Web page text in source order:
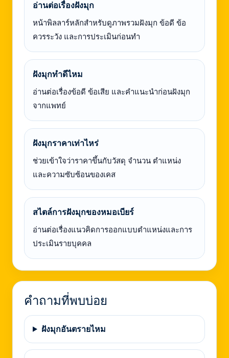
อ่านต่อเรื่องฝังมุก
หน้าพิลลาร์หลักสำหรับดูภาพรวมฝังมุก ข้อดี ข้อ
ควรระวัง และการประเมินก่อนทำ
ฝังมุกทำดีไหม
อ่านต่อเรื่องข้อดี ข้อเสีย และคำแนะนำก่อนฝังมุก
จากแพทย์
ฝังมุกราคาเท่าไหร่
ช่วยเข้าใจว่าราคาขึ้นกับวัสดุ จำนวน ตำแหน่ง
และความซับซ้อนของเคส
สไตล์การฝังมุกของหมอเบียร์
อ่านต่อเรื่องแนวคิดการออกแบบตำแหน่งและการ
ประเมินรายบุคคล
คำถามที่พบบ่อย
ฝังมุกอันตรายไหม